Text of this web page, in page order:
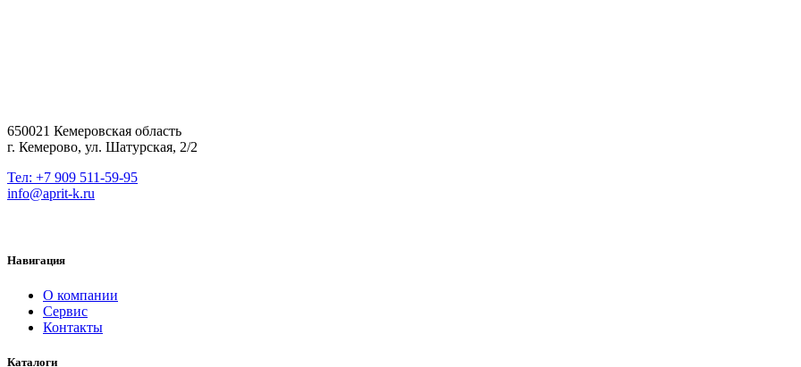
650021 Кемеровская область
г. Кемерово, ул. Шатурская, 2/2
Тел: +7 909 511-59-95
info@aprit-k.ru
Навигация
О компании
Сервис
Контакты
Каталоги